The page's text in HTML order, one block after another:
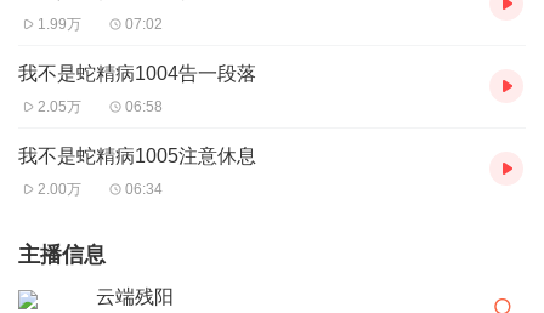
1.99万 07:02
我不是蛇精病1004告一段落
2.05万 06:58
我不是蛇精病1005注意休息
2.00万 06:34
主播信息
云端残阳